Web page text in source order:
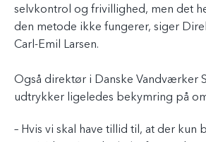
selvkontrol og frivillighed, men det
den metode ikke fungerer, siger
Carl-Emil Larsen.
Også direktør i Danske Vandværker
udtrykker ligeledes bekymring på
– Hvis vi skal have tillid til, at der kun